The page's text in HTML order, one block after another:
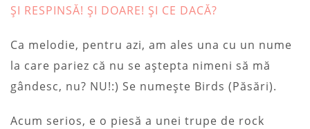
ȘI RESPINSĂ! ȘI DOARE! ȘI CE DACĂ?
Ca melodie, pentru azi, am ales una cu un nume
la care pariez că nu se aștepta nimeni să mă
gândesc, nu? NU!:) Se numește Birds (Păsări).
Acum serios, e o piesă a unei trupe de rock